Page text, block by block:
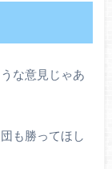
な意見じゃあ
も勝ってほし